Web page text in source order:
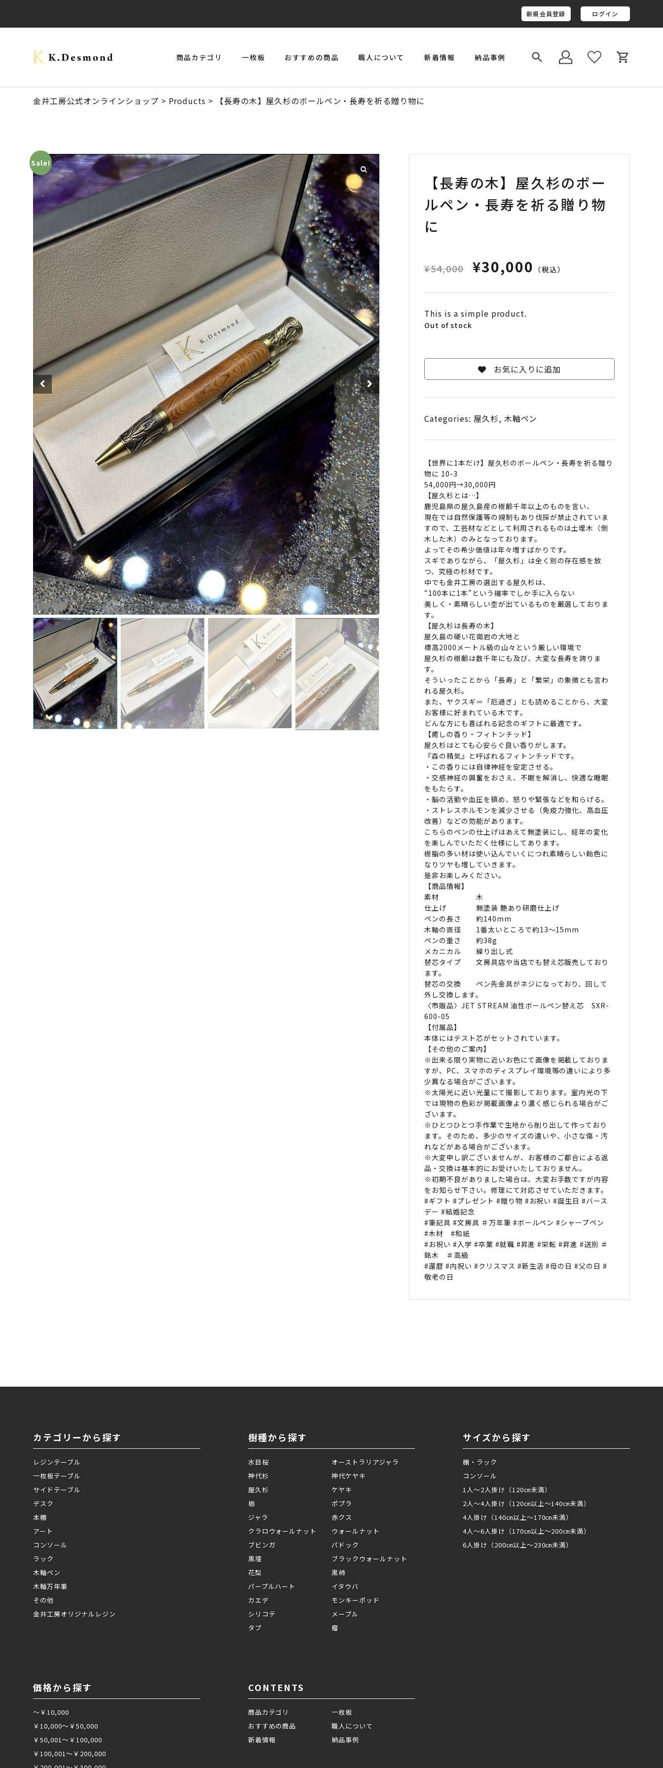
新規会員登録 ログイン
商品カテゴリ 一枚板 おすすめの商品 職人について 新着情報 納品事例
金井工房公式オンラインショップ > Products > 【長寿の木】屋久杉のボールペン・長寿を祈る贈り物に
Sale!
【長寿の木】屋久杉のボー
ルペン・長寿を祈る贈り物
に
¥54,000 ¥30,000 （税込）
This is a simple product.
Out of stock
お気に入りに追加
Categories: 屋久杉, 木軸ペン
【世界に1本だけ】屋久杉のボールペン・長寿を祈る贈り
物に 10-3
54,000円→30,000円
【屋久杉とは…】
鹿児島県の屋久島産の樹齢千年以上のものを言い、
現在では自然保護等の規制もあり伐採が禁止されていま
すので、工芸材などとして利用されるものは土埋木（倒
木した木）のみとなっております。
よってその希少価値は年々増すばかりです。
スギでありながら、「屋久杉」は全く別の存在感を放
つ、究極の杉材です。
中でも金井工房の選出する屋久杉は、
“100本に1本”という確率でしか手に入らない
美しく・素晴らしい杢が出ているものを厳選しておりま
す。
【屋久杉は長寿の木】
屋久島の硬い花崗岩の大地と
標高2000メートル級の山々という厳しい環境で
屋久杉の樹齢は数千年にも及び、大変な長寿を誇りま
す。
そういったことから「長寿」と「繁栄」の象徴とも言わ
れる屋久杉。
また、ヤクスギ＝「厄過ぎ」とも読めることから、大変
お客様に好まれている木です。
どんな方にも喜ばれる記念のギフトに最適です。
【癒しの香り・フィトンチッド】
屋久杉はとても心安らぐ良い香りがします。
『森の精気』と呼ばれるフィトンチッドです。
・この香りには自律神経を安定させる。
・交感神経の興奮をおさえ、不眠を解消し、快適な睡眠
をもたらす。
・脳の活動や血圧を鎮め、怒りや緊張などを和らげる。
・ストレスホルモンを減少させる（免疫力強化、高血圧
改善）などの効能があります。
こちらのペンの仕上げはあえて無塗装にし、経年の変化
を楽しんでいただく仕様にしてあります。
樹脂の多い材は使い込んでいくにつれ素晴らしい飴色に
なりツヤも増していきます。
是非お楽しみください。
【商品情報】
素材 木
仕上げ 無塗装 艶あり研磨仕上げ
ペンの長さ 約140mm
木軸の直径 1番太いところで約13〜15mm
ペンの重さ 約38g
メカニカル 繰り出し式
替芯タイプ 文房具店や当店でも替え芯販売しており
ます。
替芯の交換 ペン先金具がネジになっており、回して
外し交換します。
〈市販品〉JET STREAM 油性ボールペン替え芯 SXR-
600-05
【付属品】
本体にはテスト芯がセットされています。
【その他のご案内】
※出来る限り実物に近いお色にて画像を掲載しておりま
すが、PC、スマホのディスプレイ環境等の違いにより多
少異なる場合がございます。
※太陽光に近い光量にて撮影しております。室内光の下
では現物の色彩が掲載画像より濃く感じられる場合がご
ざいます。
※ひとつひとつ手作業で生地から削り出して作っており
ます。そのため、多少のサイズの違いや、小さな傷・汚
れなどがある場合がございます。
※大変申し訳ございませんが、お客様のご都合による返
品・交換は基本的にお受けいたしておりません。
※初期不良がありました場合は、大変お手数ですが内容
をお知らせ下さい。修理にて対応させていただきます。
#ギフト #プレゼント #贈り物 #お祝い #誕生日 #バース
デー #結婚記念
#筆記具 #文房具 ＃万年筆 #ボールペン #シャープペン
#木材 #和紙
#お祝い #入学 #卒業 #就職 #昇進 #栄転 #昇進 #送別 ＃
銘木 ＃高級
#還暦 #内祝い #クリスマス #新生活 #母の日 #父の日 #
敬老の日
カテゴリーから探す
レジンテーブル
一枚板テーブル
サイドテーブル
デスク
本棚
アート
コンソール
ラック
木軸ペン
木軸万年筆
その他
金井工房オリジナルレジン
樹種から探す
水目桜
オーストラリアジャラ
神代杉
神代ケヤキ
屋久杉
ケヤキ
栃
ポプラ
ジャラ
赤クス
クラロウォールナット
ウォールナット
ブビンガ
パドック
黒壇
ブラックウォールナット
花梨
黒柿
パープルハート
イタウバ
カエデ
モンキーポッド
シリコテ
メープル
タブ
瘤
サイズから探す
棚・ラック
コンソール
1人～2人掛け（120㎝未満）
2人～4人掛け（120㎝以上～140㎝未満）
4人掛け（140㎝以上～170㎝未満）
4人～6人掛け（170㎝以上～200㎝未満）
6人掛け（200㎝以上～230㎝未満）
価格から探す
～￥10,000
￥10,000～￥50,000
￥50,001～￥100,000
￥100,001～￥200,000
CONTENTS
商品カテゴリ
一枚板
おすすめの商品
職人について
新着情報
納品事例